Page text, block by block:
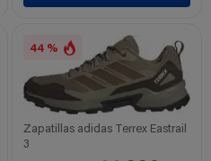
44 %
Zapatillas adidas Terrex Eastrail
3